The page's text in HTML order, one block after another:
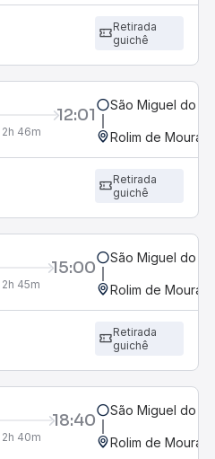
Retirada
guichê
12:01
2h 46m
São Miguel do
Rolim de Moura,
Retirada
guichê
15:00
2h 45m
São Miguel do
Rolim de Moura,
Retirada
guichê
18:40
2h 40m
São Miguel do
Rolim de Moura,